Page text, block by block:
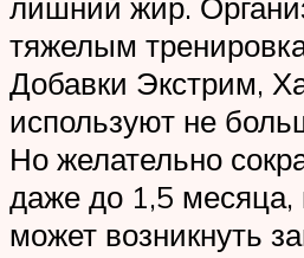
тяжелым
Добавки Экстрим,
используют не
Но желательно
даже до 1,5 месяца,
может возникнуть